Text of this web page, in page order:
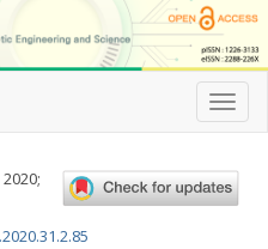
T
o
l
e
2020;